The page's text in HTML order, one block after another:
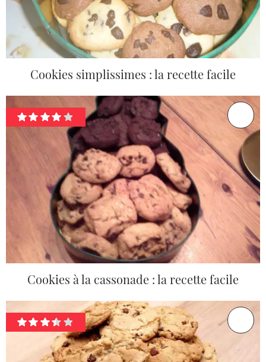
Cookies simplissimes : la recette facile
Cookies à la cassonade : la recette facile